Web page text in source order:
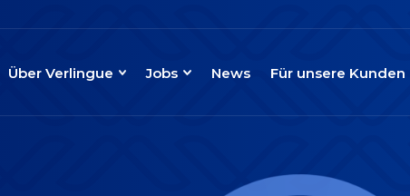
Über Verlingue Jobs News Für unsere Kunden